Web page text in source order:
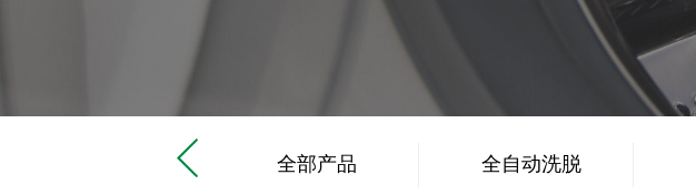
滤布清洗机
全部产品 全自动洗脱